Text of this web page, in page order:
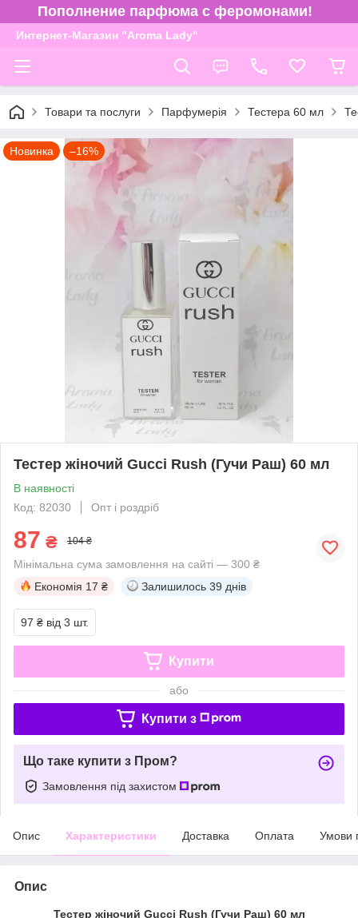
Пополнение парфюма с феромонами!
Интернет-Магазин "Aroma Lady"
Товари та послуги Парфумерія Тестера 60 мл
Новинка –16%
Тестер жіночий Gucci Rush (Гучи Раш) 60 мл
В наявності
Код: 82030
Опт і роздріб
87 ₴ 104 ₴
Мінімальна сума замовлення на сайті — 300 ₴
Економія 17 ₴ Залишилось 39 днів
97 ₴ від 3 шт.
Купити
або
Купити з
Що таке купити з Пром?
Замовлення під захистом
Опис Характеристики Доставка Оплата Умови
Опис
Тестер жіночий Gucci Rush (Гучи Раш) 60 мл